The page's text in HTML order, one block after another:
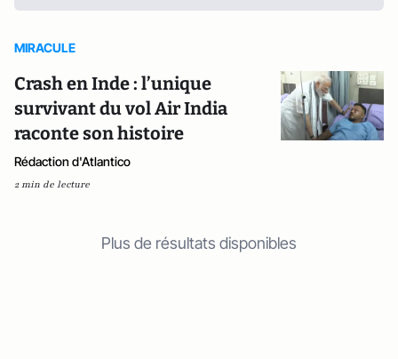
MIRACULE
Crash en Inde : l’unique
survivant du vol Air India
raconte son histoire
Rédaction d'Atlantico
2 min de lecture
Plus de résultats disponibles